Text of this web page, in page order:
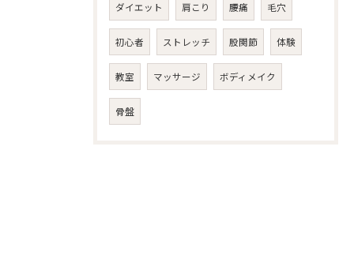
ダイエット 肩こり 腰痛 毛穴
初心者 ストレッチ 股関節 体験
教室 マッサージ ボディメイク
骨盤